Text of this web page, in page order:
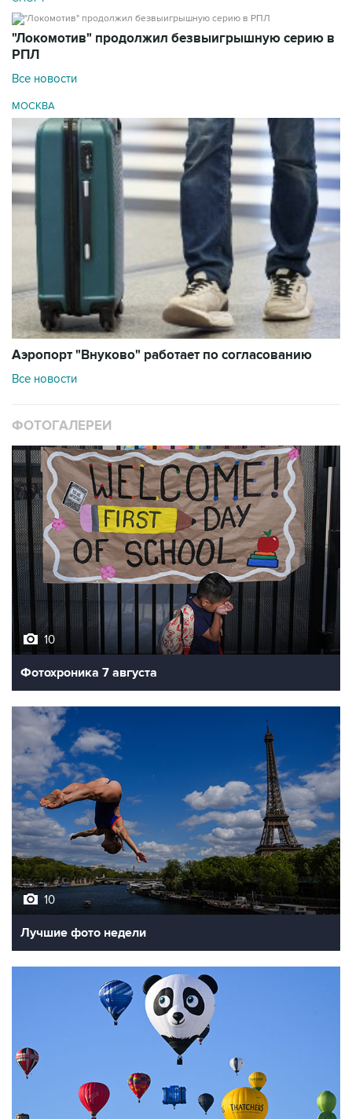
"Локомотив" продолжил безвыигрышную серию в
РПЛ
Все новости
МОСКВА
Аэропорт "Внуково" работает по согласованию
Все новости
ФОТОГАЛЕРЕИ
10
Фотохроника 7 августа
10
Лучшие фото недели